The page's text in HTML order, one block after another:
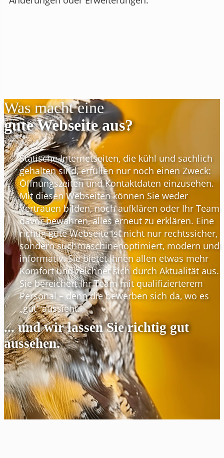
Was macht eine
gute Webseite aus?
Statische Internetseiten, die kühl und sachlich
gehalten sind, erfüllen nur noch einen Zweck:
Öffnungszeiten und Kontaktdaten einzusehen.
Mit diesen Webseiten können Sie weder
Vertrauen bilden, noch aufklären oder Ihr Team
davor bewahren, alles erneut zu erklären. Eine
richtig gute Webseite ist nicht nur rechtssicher,
sondern suchmaschinenoptimiert, modern und
informativ. Sie bietet Ihnen allen etwas mehr
Komfort und zeichnet sich durch Aktualität aus.
Sie bereichert Ihr Team mit qualifizierterem
Personal – denn die bewerben sich da, wo es
„gut“ aussieht.
... und wir lassen Sie richtig gut
aussehen.